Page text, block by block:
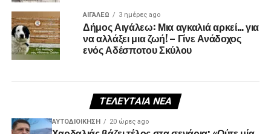
ΑΙΓΑΛΕΩ 3 ημέρες ago
Δήμος Αιγάλεω: Μια αγκαλιά αρκεί… για
να αλλάξει μια ζωή! – Γίνε Ανάδοχος
ενός Αδέσποτου Σκύλου
ΤΕΛΕΥΤΑΊΑ ΝΈΑ
ΑΥΤΟΔΙΟΊΚΗΣΗ 20 ώρες ago